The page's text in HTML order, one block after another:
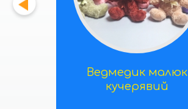
Ведмедик малюк
кучерявий